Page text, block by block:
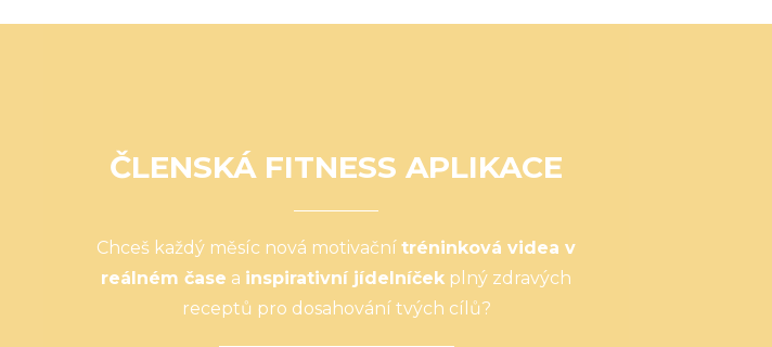
ČLENSKÁ FITNESS APLIKACE
Chceš každý měsíc nová motivační tréninková videa v
reálném čase a inspirativní jídelníček plný zdravých
receptů pro dosahování tvých cílů?